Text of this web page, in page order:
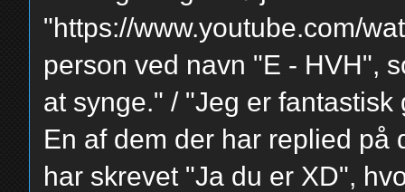
"https://www.youtube.com/
person ved navn "E - HVH",
at synge." / "Jeg er
En af dem der har replied på
har skrevet "Ja du er XD",